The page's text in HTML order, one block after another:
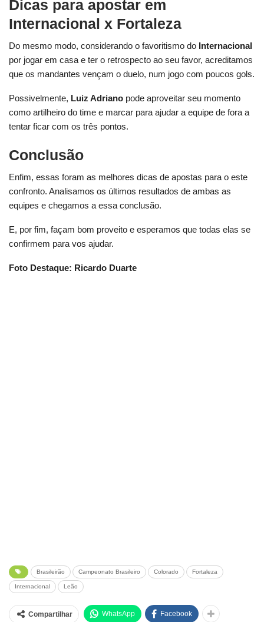
Dicas para apostar em
Internacional x Fortaleza
Do mesmo modo, considerando o favoritismo do Internacional
por jogar em casa e ter o retrospecto ao seu favor, acreditamos
que os mandantes vençam o duelo, num jogo com poucos gols.
Possivelmente, Luiz Adriano pode aproveitar seu momento
como artilheiro do time e marcar para ajudar a equipe de fora a
tentar ficar com os três pontos.
Conclusão
Enfim, essas foram as melhores dicas de apostas para o este
confronto. Analisamos os últimos resultados de ambas as
equipes e chegamos a essa conclusão.
E, por fim, façam bom proveito e esperamos que todas elas se
confirmem para vos ajudar.
Foto Destaque: Ricardo Duarte
Brasileirão Campeonato Brasileiro Colorado Fortaleza
Internacional Leão
Compartilhar WhatsApp Facebook